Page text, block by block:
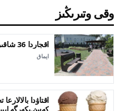
وقى وتىرىڭىز
اقجاردا 36 شاقىرىم جولعا اسفالت تٶسەلدٸ
ايماق
اقتاۋدا